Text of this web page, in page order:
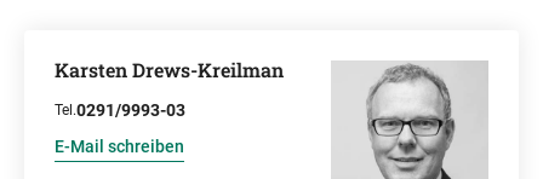
Karsten Drews-Kreilman
Tel.0291/9993-03
E-Mail schreiben